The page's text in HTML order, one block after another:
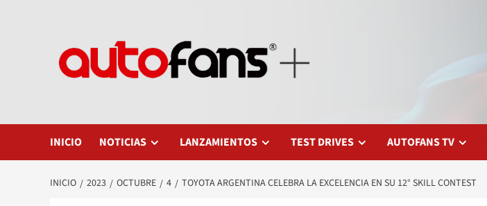
INICIO NOTICIAS LANZAMIENTOS TEST DRIVES AUTOFANS TV
INICIO 2023 OCTUBRE 4 TOYOTA ARGENTINA CELEBRA LA EXCELENCIA EN SU 12° SKILL CONTEST